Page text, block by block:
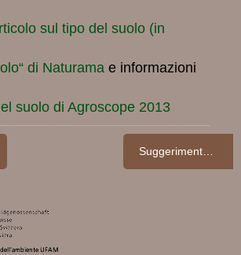
sul tipo del suolo (in
di Naturamae informazioni
suolo di Agroscope 2013
Suggerimento: una nuova pubblicazione dell’UFAM sul suolo